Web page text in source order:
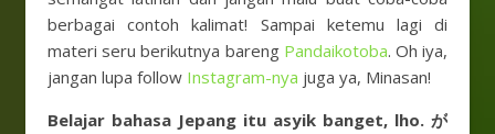
berbagai contoh kalimat! Sampai ketemu lagi di
materi seru berikutnya bareng Pandaikotoba. Oh iya,
jangan lupa follow Instagram-nya juga ya, Minasan!
Belajar bahasa Jepang itu asyik banget, lho. が